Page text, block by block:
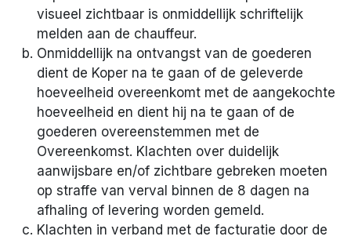
visueel zichtbaar is onmiddellijk schriftelijk
melden aan de chauffeur.
Onmiddellijk na ontvangst van de goederen
dient de Koper na te gaan of de geleverde
hoeveelheid overeenkomt met de aangekochte
hoeveelheid en dient hij na te gaan of de
goederen overeenstemmen met de
Overeenkomst. Klachten over duidelijk
aanwijsbare en/of zichtbare gebreken moeten
op straffe van verval binnen de 8 dagen na
afhaling of levering worden gemeld.
Klachten in verband met de facturatie door de